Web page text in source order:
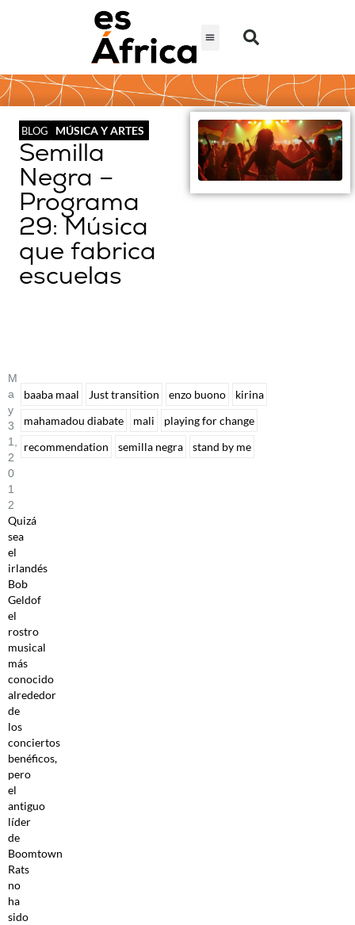
BLOG MÚSICA Y ARTES
Semilla
Negra –
Programa
29: Música
que fabrica
escuelas
M
A
Y
3
1,
2
0
1
2
Quizá
sea
el
irlandés
Bob
Geldof
el
rostro
musical
más
conocido
alrededor
de
los
conciertos
benéficos,
pero
el
antiguo
líder
de
Boomtown
Rats
no
ha
sido
baaba maal Just transition enzo buono
kirina
mahamadou diabate
mali
playing for change
recommendation
semilla negra stand by me